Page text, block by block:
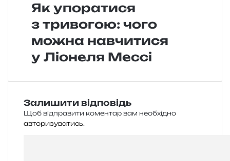
Як упоратися
з тривогою: чого
можна навчитися
у Ліонеля Мессі
Залишити відповідь
Щоб відправити коментар вам необхідно
авторизуватись.